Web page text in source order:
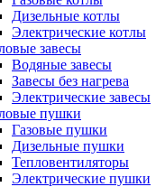
Дизельные котлы
Электрические котлы
завесы
Водяные завесы
Завесы без нагрева
Электрические завесы
пушки
Газовые пушки
Дизельные пушки
Тепловентиляторы
Электрические пушки